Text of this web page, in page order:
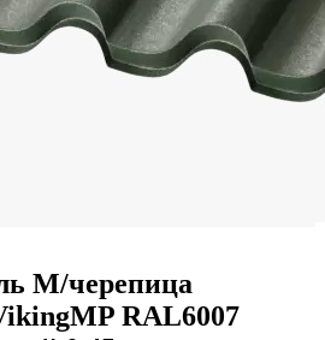
М/черепица
RAL6007